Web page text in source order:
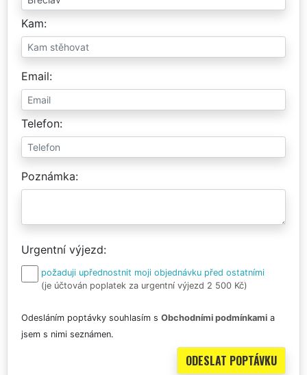
Kam
Email
Telefon
Poznámka
Urgentní výjezd
požaduji upřednostnit moji objednávku před ostatními
(je účtován poplatek za urgentní výjezd 2 500 Kč)
Odesláním poptávky souhlasím s Obchodními podmínkami a
jsem s nimi seznámen.